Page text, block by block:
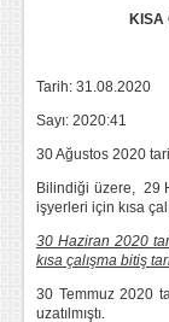
KISA
Tarih: 31.08.2020
Sayı: 2020:41
30 Ağustos 2020
Bilindiği üzere, 29
işyerleri için kısa
30 Haziran 2020
kısa çalışma bitiş
30 Temmuz 2020
uzatılmıştı.